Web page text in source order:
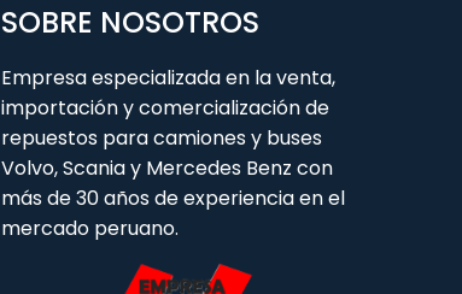
SOBRE NOSOTROS
Empresa especializada en la venta,
importación y comercialización de
repuestos para camiones y buses
Volvo, Scania y Mercedes Benz con
más de 30 años de experiencia en el
mercado peruano.